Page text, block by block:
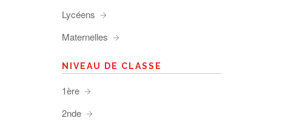
Lycéens
Maternelles
NIVEAU DE CLASSE
1ère
2nde